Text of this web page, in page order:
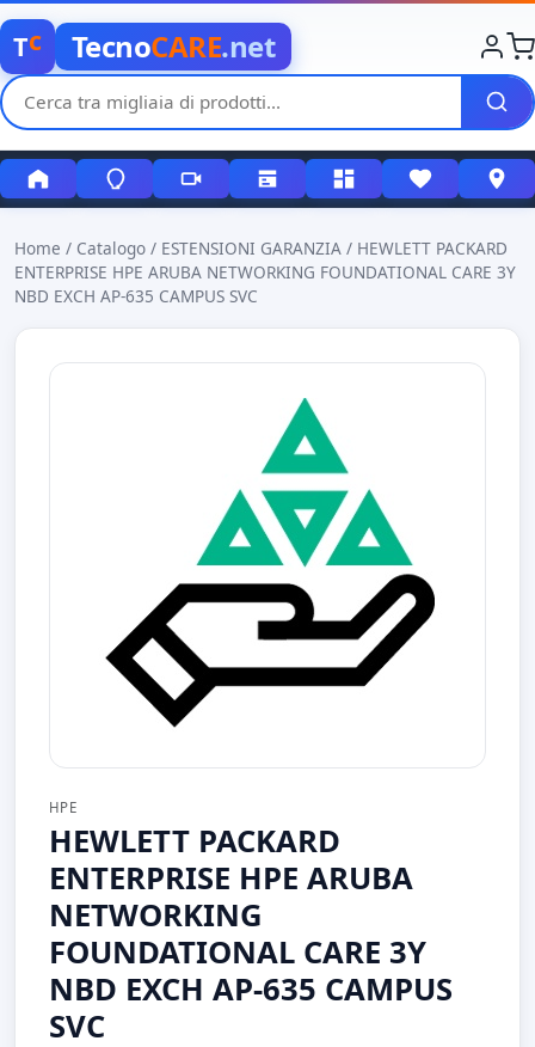
Tc TecnoCARE.net
Home / Catalogo / ESTENSIONI GARANZIA / HEWLETT PACKARD
ENTERPRISE HPE ARUBA NETWORKING FOUNDATIONAL CARE 3Y
NBD EXCH AP-635 CAMPUS SVC
HPE
HEWLETT PACKARD
ENTERPRISE HPE ARUBA
NETWORKING
FOUNDATIONAL CARE 3Y
NBD EXCH AP-635 CAMPUS
SVC